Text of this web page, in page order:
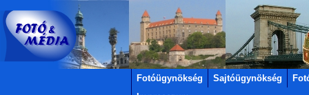
Fotóügynökség Sajtóügynökség